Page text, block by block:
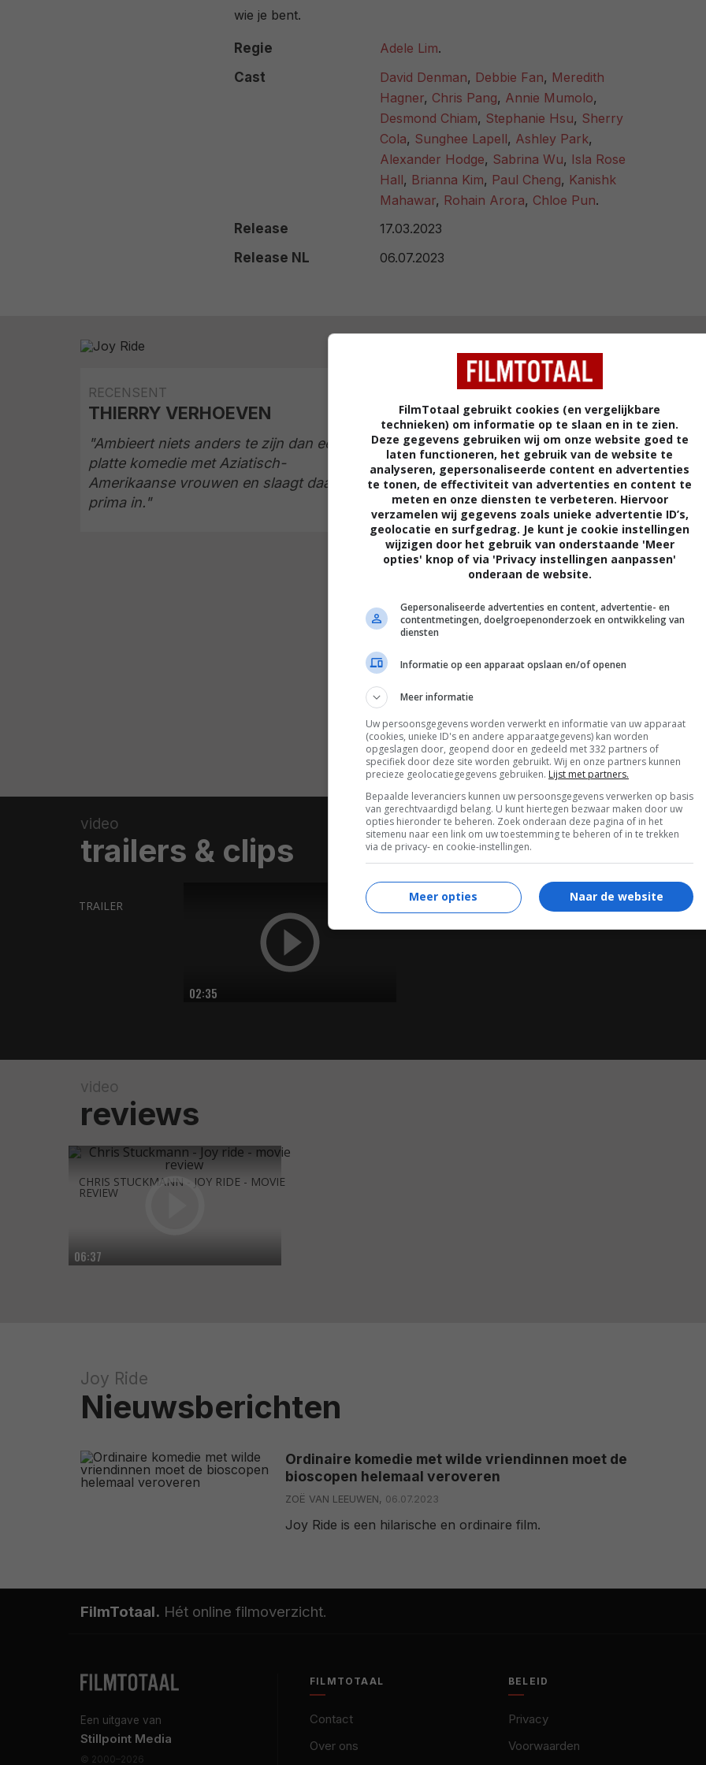
wie je bent.
Regie Adele Lim.
Cast
David Denman, Debbie Fan, Meredith
Hagner, Chris Pang, Annie Mumolo,
Desmond Chiam, Stephanie Hsu, Sherry
Cola, Sunghee Lapell, Ashley Park,
Alexander Hodge, Sabrina Wu, Isla Rose
Hall, Brianna Kim, Paul Cheng, Kanishk
Mahawar, Rohain Arora, Chloe Pun.
Release
17.03.2023
Release NL
06.07.2023
RECENSENT
THIERRY VERHOEVEN
"Ambieert niets anders te zijn dan een
platte komedie met Aziatisch-
Amerikaanse vrouwen en slaagt daar
prima in."
Recensie
Regie:Adele Lim |Scenario:Cherry
(Audrey), Sherry Cola (Lolo), Stephanie Hsu
(Chao), e.a. |Speelduur:92 minuten |Jaar:2023
Joy Ride is het regiedebuut van de schrijfster van
vrouwen met ruime ervaring in de stal van Seth
geproduceerd door Seth Rogen en Evan Goldberg.
wat voor film dit is.
Mochten die namen je niets zeggen: Joy Rideis min
absurdisme vanHarold and Kumar Go to White Castle
vergelijkbaar vaatje als deze titels. Een uiterst
LEES VERDER
video
trailers & clips
02:35
TRAILER
video
reviews
06:37
CHRIS STUCKMANN - JOY RIDE - MOVIE
REVIEW
Joy Ride
Nieuwsberichten
Ordinaire komedie met wilde vriendinnen moet de
bioscopen helemaal veroveren
ZOË VAN LEEUWEN, 06.07.2023
Joy Ride is een hilarische en ordinaire film.
FilmTotaal. Hét online filmoverzicht.
Een uitgave van
Stillpoint Media
© 2000–2026
FILMTOTAAL
Contact
Over ons
BELEID
Privacy
Voorwaarden
FilmTotaal gebruikt cookies (en vergelijkbare
technieken) om informatie op te slaan en in te zien.
Deze gegevens gebruiken wij om onze website goed te
laten functioneren, het gebruik van de website te
analyseren, gepersonaliseerde content en advertenties
te tonen, de effectiviteit van advertenties en content te
meten en onze diensten te verbeteren. Hiervoor
verzamelen wij gegevens zoals unieke advertentie ID’s,
geolocatie en surfgedrag. Je kunt je cookie instellingen
wijzigen door het gebruik van onderstaande 'Meer
opties' knop of via 'Privacy instellingen aanpassen'
onderaan de website.
Gepersonaliseerde advertenties en content, advertentie- en
contentmetingen, doelgroepenonderzoek en ontwikkeling van
diensten
Informatie op een apparaat opslaan en/of openen
Meer informatie
Uw persoonsgegevens worden verwerkt en informatie van uw apparaat
(cookies, unieke ID's en andere apparaatgegevens) kan worden
opgeslagen door, geopend door en gedeeld met 332 partners of
specifiek door deze site worden gebruikt. Wij en onze partners kunnen
precieze geolocatiegegevens gebruiken. Lijst met partners.
Bepaalde leveranciers kunnen uw persoonsgegevens verwerken op basis
van gerechtvaardigd belang. U kunt hiertegen bezwaar maken door uw
opties hieronder te beheren. Zoek onderaan deze pagina of in het
sitemenu naar een link om uw toestemming te beheren of in te trekken
via de privacy- en cookie-instellingen.
Naar de website
Meer opties